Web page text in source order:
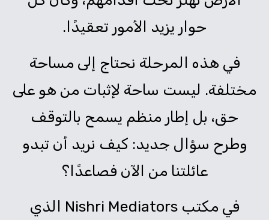
حوار يزيد الأمور تعقيدًا.
في هذه المرحلة نحتاج إلى مساحة
مختلفة. ليست ساحة لإثبات من هو على
حق، بل إطار منظم يسمح بالتوقف
وطرح سؤال جديد: كيف نريد أن تبدو
عائلتنا من الآن فصاعدًا؟
في مكتب Nishri Mediators الذي